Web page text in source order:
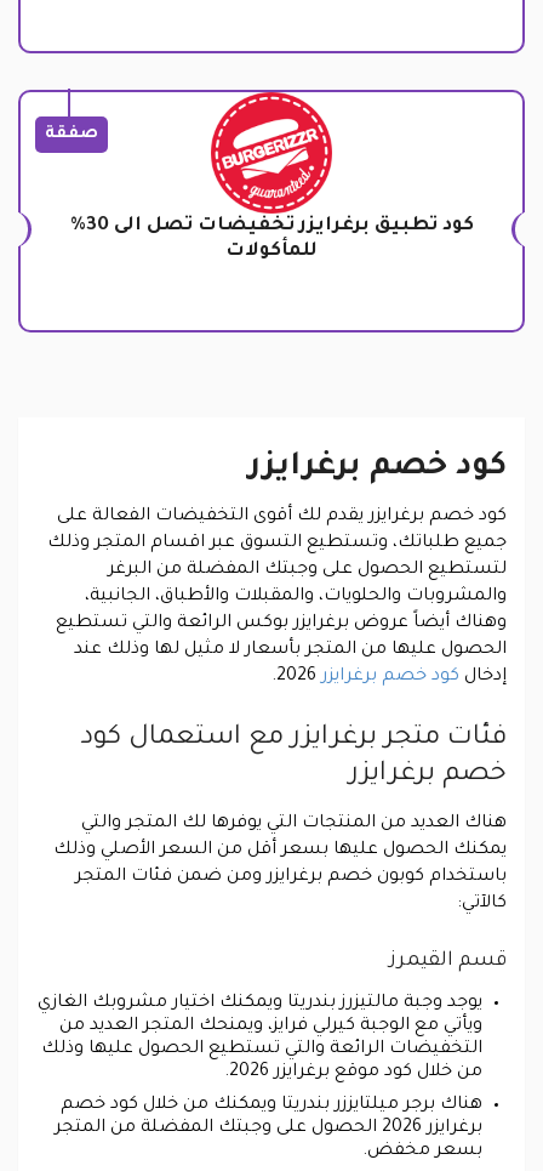
صفقة
كود تطبيق برغرايزر تخفيضات تصل الى 30%
للمأكولات
كود خصم برغرايزر
كود خصم برغرايزر يقدم لك أقوى التخفيضات الفعالة على
جميع طلباتك، وتستطيع التسوق عبر اقسام المتجر وذلك
لتستطيع الحصول على وجبتك المفضلة من البرغر
والمشروبات والحلويات، والمقبلات والأطباق، الجانبية،
وهناك أيضاً عروض برغرايزر بوكس الرائعة والتي تستطيع
الحصول عليها من المتجر بأسعار لا مثيل لها وذلك عند
إدخال كود خصم برغرايزر2026.
فئات متجر برغرايزر مع استعمال كود
خصم برغرايزر
هناك العديد من المنتجات التي يوفرها لك المتجر والتي
يمكنك الحصول عليها بسعر أقل من السعر الأصلي وذلك
باستخدام كوبون خصم برغرايزر ومن ضمن فئات المتجر
كالآتي:
قسم القيمرز
يوجد وجبة مالتيزرز بندريتا ويمكنك اختيار مشروبك الغازي
ويأتي مع الوجبة كيرلي فرايز، ويمنحك المتجر العديد من
التخفيضات الرائعة والتي تستطيع الحصول عليها وذلك
من خلال كود موقع برغرايزر 2026.
هناك برجر ميلتايززر بندريتا ويمكنك من خلال كود خصم
برغرايزر 2026 الحصول على وجبتك المفضلة من المتجر
بسعر مخفض.